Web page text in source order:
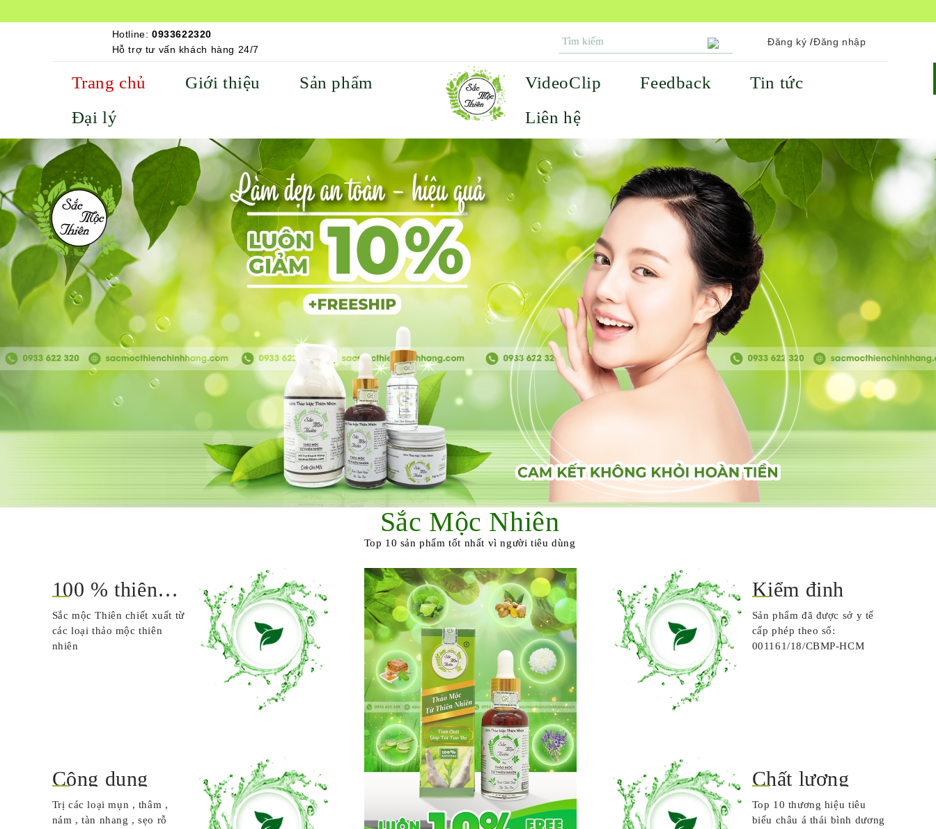
Hotline: 0933622320
Hỗ trợ tư vấn khách hàng 24/7
Đăng ký /Đăng nhập
Trang chủ Giới thiệu
Sản phẩm
Đại lý
VideoClip Feedback
Tin tức
Liên hệ
Sắc Mộc Nhiên
Top 10 sản phẩm tốt nhất vì người tiêu dùng
100 % thiên
nhiên
Sắc mộc Thiên chiết xuất từ
các loại thảo mộc thiên
nhiên
Kiểm định
Sản phẩm đã được sở y tế
cấp phép theo số:
001161/18/CBMP-HCM
Công dụng
Trị các loại mụn , thâm ,
nám , tàn nhang , sẹo rỗ
Chất lượng
Top 10 thương hiệu tiêu
biểu châu á thái bình dương